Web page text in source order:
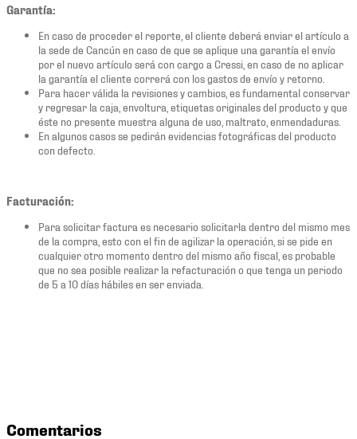
Garantía:
En caso de proceder el reporte, el cliente deberá enviar el artículo a
la sede de Cancún en caso de que se aplique una garantía el envío
por el nuevo artículo será con cargo a Cressi, en caso de no aplicar
la garantía el cliente correrá con los gastos de envío y retorno.
Para hacer válida la revisiones y cambios, es fundamental conservar
y regresar la caja, envoltura, etiquetas originales del producto y que
éste no presente muestra alguna de uso, maltrato, enmendaduras.
En algunos casos se pedirán evidencias fotográficas del producto
con defecto.
Facturación:
Para solicitar factura es necesario solicitarla dentro del mismo mes
de la compra, esto con el fin de agilizar la operación, si se pide en
cualquier otro momento dentro del mismo año fiscal, es probable
que no sea posible realizar la refacturación o que tenga un periodo
de 5 a 10 días hábiles en ser enviada.
Comentarios